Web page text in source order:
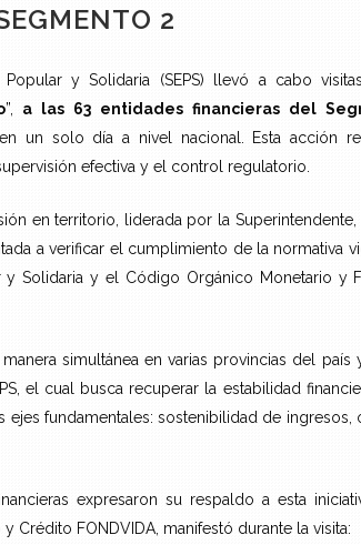
2
y Solidaria (SEPS) llevó a cabo
”,
a las 63 entidades financieras del
en un solo día a nivel nacional. Esta acción
efectiva y el control regulatorio.
en territorio, liderada por la
a verificar el cumplimiento de la normativa
y Solidaria y el Código Orgánico Monetario y
manera simultánea en varias provincias del
el cual busca recuperar la estabilidad
ejes fundamentales: sostenibilidad de ingresos,
expresaron su respaldo a esta
Crédito FONDVIDA, manifestó durante la visita: